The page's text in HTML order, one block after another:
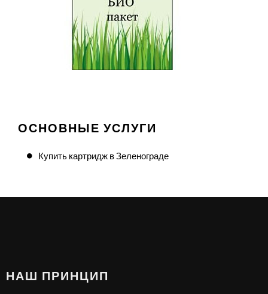
ОСНОВНЫЕ УСЛУГИ
Купить картридж в Зеленограде
НАШ ПРИНЦИП